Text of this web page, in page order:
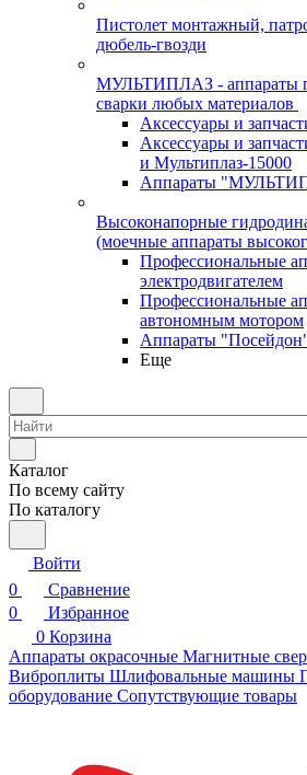
Пистолет монтажный,
дюбель-гвозди
МУЛЬТИПЛАЗ - аппараты
сварки любых материалов
Аксессуары и
Аксессуары и
и Мультиплаз-15000
Аппараты
Высоконапорные
(моечные аппараты
Профессиональные
электродвигателем
Профессиональные
автономным мотором
Аппараты
Еще
Каталог
По всему сайту
По каталогу
Войти
0
Сравнение
0
Избранное
0 Корзина
Аппараты окрасочные Магнитные
Виброплиты Шлифовальные машины
оборудование Сопутствующие товары